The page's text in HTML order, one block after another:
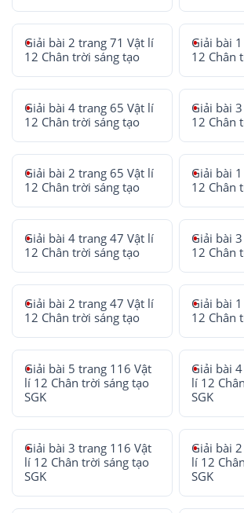
Giải bài 2 trang 71 Vật lí
12 Chân trời sáng tạo
Giải bài
12 Chân
Giải bài 4 trang 65 Vật lí
12 Chân trời sáng tạo
Giải bài
12 Chân
Giải bài 2 trang 65 Vật lí
12 Chân trời sáng tạo
Giải bài
12 Chân
Giải bài 4 trang 47 Vật lí
12 Chân trời sáng tạo
Giải bài
12 Chân
Giải bài 2 trang 47 Vật lí
12 Chân trời sáng tạo
Giải bài
12 Chân
Giải bài 5 trang 116 Vật
lí 12 Chân trời sáng tạo
SGK
Giải bài
lí 12
SGK
Giải bài 3 trang 116 Vật
lí 12 Chân trời sáng tạo
SGK
Giải bài
lí 12
SGK